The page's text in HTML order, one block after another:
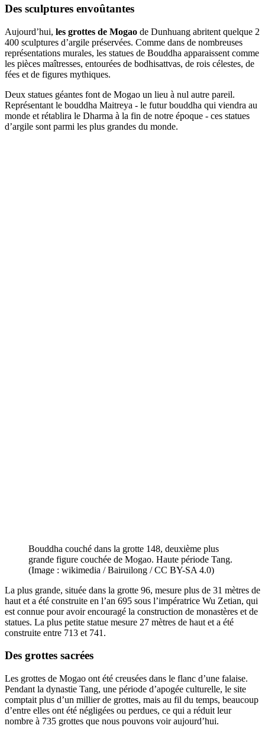
Des sculptures envoûtantes
Aujourd’hui, les grottes de Mogao de Dunhuang abritent quelque 2
400 sculptures d’argile préservées. Comme dans de nombreuses
représentations murales, les statues de Bouddha apparaissent comme
les pièces maîtresses, entourées de bodhisattvas, de rois célestes, de
fées et de figures mythiques.
Deux statues géantes font de Mogao un lieu à nul autre pareil.
Représentant le bouddha Maitreya - le futur bouddha qui viendra au
monde et rétablira le Dharma à la fin de notre époque - ces statues
d’argile sont parmi les plus grandes du monde.
Bouddha couché dans la grotte 148, deuxième plus
grande figure couchée de Mogao. Haute période Tang.
(Image : wikimedia / Bairuilong / CC BY-SA 4.0)
La plus grande, située dans la grotte 96, mesure plus de 31 mètres de
haut et a été construite en l’an 695 sous l’impératrice Wu Zetian, qui
est connue pour avoir encouragé la construction de monastères et de
statues. La plus petite statue mesure 27 mètres de haut et a été
construite entre 713 et 741.
Des grottes sacrées
Les grottes de Mogao ont été creusées dans le flanc d’une falaise.
Pendant la dynastie Tang, une période d’apogée culturelle, le site
comptait plus d’un millier de grottes, mais au fil du temps, beaucoup
d’entre elles ont été négligées ou perdues, ce qui a réduit leur
nombre à 735 grottes que nous pouvons voir aujourd’hui.